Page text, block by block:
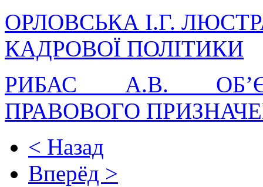
ОРЛОВСЬКА І.Г.
КАДРОВОЇ ПОЛІТИКИ
РИБАС А.В.
ПРАВОВОГО
< Назад
Вперёд >